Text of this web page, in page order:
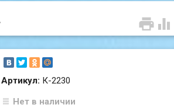
 
Артикул: К-2230
Нет в наличии